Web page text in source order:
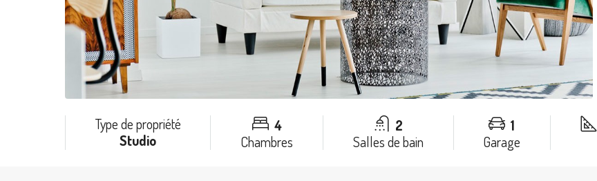
Type de propriété
Studio
4
Chambres
2
Salles de bain
1
Garage